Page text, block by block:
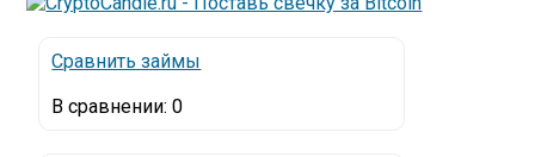
Сравнить займы
В сравнении:0